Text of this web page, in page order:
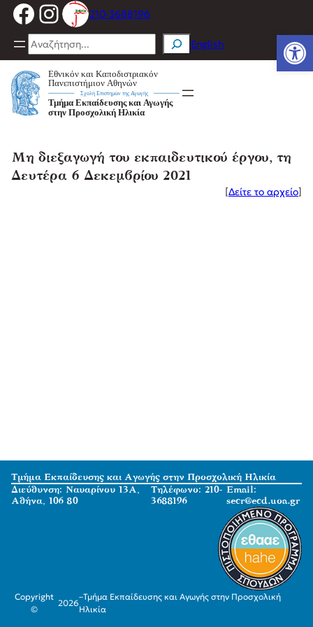
Μετάβαση
στο
περιεχόμενο
Facebook
Instagram
210-3688196
Search English
Μη διεξαγωγή του εκπαιδευτικού έργου, τη
Δευτέρα 6 Δεκεμβρίου 2021
[Δείτε το αρχείο]
Τμήμα Εκπαίδευσης και Αγωγής στην Προσχολική Ηλικία
Διεύθυνση: Ναυαρίνου 13Α,
Αθήνα, 106 80
Τηλέφωνο: 210-
3688196
Email:
secr@ecd.uoa.gr
Copyright
©
2026
–Τμήμα Εκπαίδευσης και Αγωγής στην Προσχολική
Ηλικία